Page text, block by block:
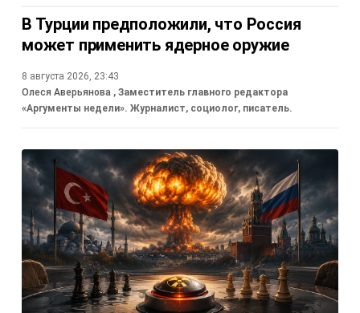
В Турции предположили, что Россия
может применить ядерное оружие
8 августа 2026, 23:43
Олеся Аверьянова , Заместитель главного редактора
«Аргументы недели». Журналист, социолог, писатель.